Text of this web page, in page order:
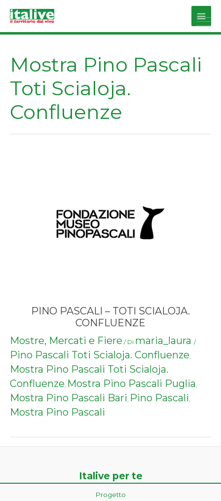
Main
Mostra Pino Pascali
Toti Scialoja.
Confluenze
PINO PASCALI – TOTI SCIALOJA.
CONFLUENZE
Mostre, Mercati e Fiere / Di maria_laura /
Pino Pascali Toti Scialoja. Confluenze,
Mostra Pino Pascali Toti Scialoja.
Confluenze, Mostra Pino Pascali Puglia,
Mostra Pino Pascali Bari, Pino Pascali,
Mostra Pino Pascali
Italive per te
Progetto